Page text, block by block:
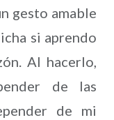
gesto amable
si aprendo
Al hacerlo,
de las
de mi